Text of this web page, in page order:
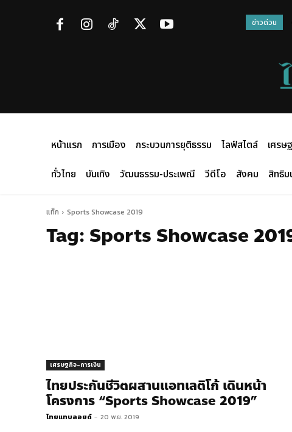
ข่าวด่วน
หน้าแรก การเมือง กระบวนการยุติธรรม ไลฟ์สไตล์ เศรษ
ทั่วไทย
บันเทิง วัฒนธรรม-ประเพณี วีดีโอ สังคม สิทธิม
แท็ก Sports Showcase 2019
Tag: Sports Showcase
เศรษฐกิจ-การเงิน
ไทยประกันชีวิตผสานแอทเลติโก้ เดินหน้า
โครงการ “Sports Showcase 2019”
ไทยแทบลอยด์ - 20 พ.ย. 2019